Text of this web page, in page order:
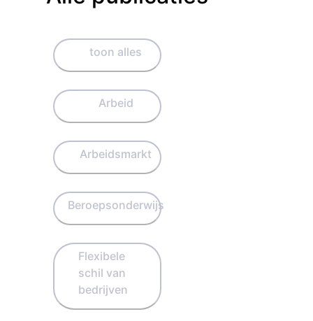
toon alles
Arbeid
Arbeidsmarkt
Beroepsonderwijs
Flexibele
schil van
bedrijven